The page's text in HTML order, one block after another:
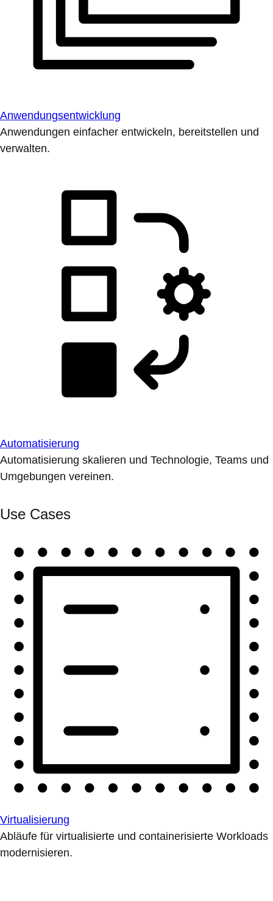
Anwendungsentwicklung
Anwendungen einfacher entwickeln, bereitstellen und
verwalten.
Automatisierung
Automatisierung skalieren und Technologie, Teams und
Umgebungen vereinen.
Use Cases
Virtualisierung
Abläufe für virtualisierte und containerisierte Workloads
modernisieren.